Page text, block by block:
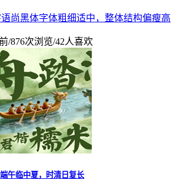
尚黑体字体粗细适中，整体结构偏瘦高
/876次浏览/42人喜欢
午临中夏，时清日复长